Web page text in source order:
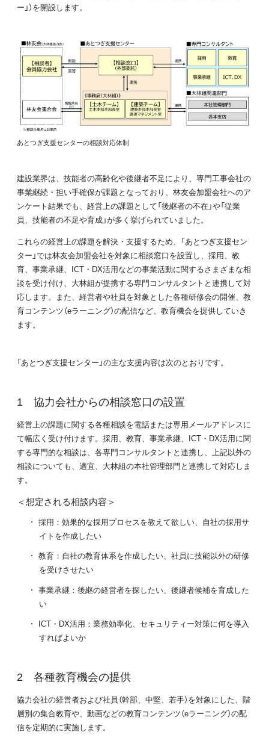
ー」）を開設します。
あとつぎ支援センターの相談対応体制
建設業界は、技能者の高齢化や後継者不足により、専門工事会社の
事業継続・担い手確保が課題となっており、林友会加盟会社へのア
ンケート結果でも、経営上の課題として「後継者の不在」や「従業
員、技能者の不足や育成」が多く挙げられていました。
これらの経営上の課題を解決・支援するため、「あとつぎ支援セン
ター」では林友会加盟会社を対象に相談窓口を設置し、採用、教
育、事業承継、ICT・DX活用などの事業活動に関するさまざまな相
談を受け付け、大林組が提携する専門コンサルタントと連携して対
応します。また、経営者や社員を対象とした各種研修会の開催、教
育コンテンツ（eラーニング）の配信など、教育機会を提供していき
ます。
「あとつぎ支援センター」の主な支援内容は次のとおりです。
協力会社からの相談窓口の設置
経営上の課題に関する各種相談を電話または専用メールアドレスに
て幅広く受け付けます。採用、教育、事業承継、ICT・DX活用に関
する専門的な相談は、各専門コンサルタントと連携し、上記以外の
相談についても、適宜、大林組の本社管理部門と連携して対応しま
す。
＜想定される相談内容＞
採用：効果的な採用プロセスを教えて欲しい、自社の採用サ
イトを作成したい
教育：自社の教育体系を作成したい、社員に技能以外の研修
を受けさせたい
事業承継：後継の経営者を探したい、後継者候補を育成した
い
ICT・DX活用：業務効率化、セキュリティー対策に何を導入
すればよいか
各種教育機会の提供
協力会社の経営者および社員（幹部、中堅、若手）を対象にした、階
層別の集合教育や、動画などの教育コンテンツ（eラーニング）の配
信を定期的に実施します。